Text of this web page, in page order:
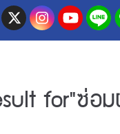
for"ซ่อม